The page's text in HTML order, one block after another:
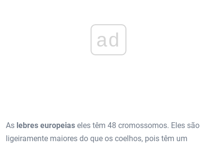
ad
As lebres europeias eles têm 48 cromossomos. Eles são
ligeiramente maiores do que os coelhos, pois têm um